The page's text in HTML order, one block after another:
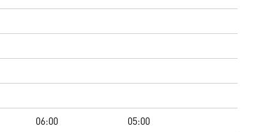
06:00 05:00